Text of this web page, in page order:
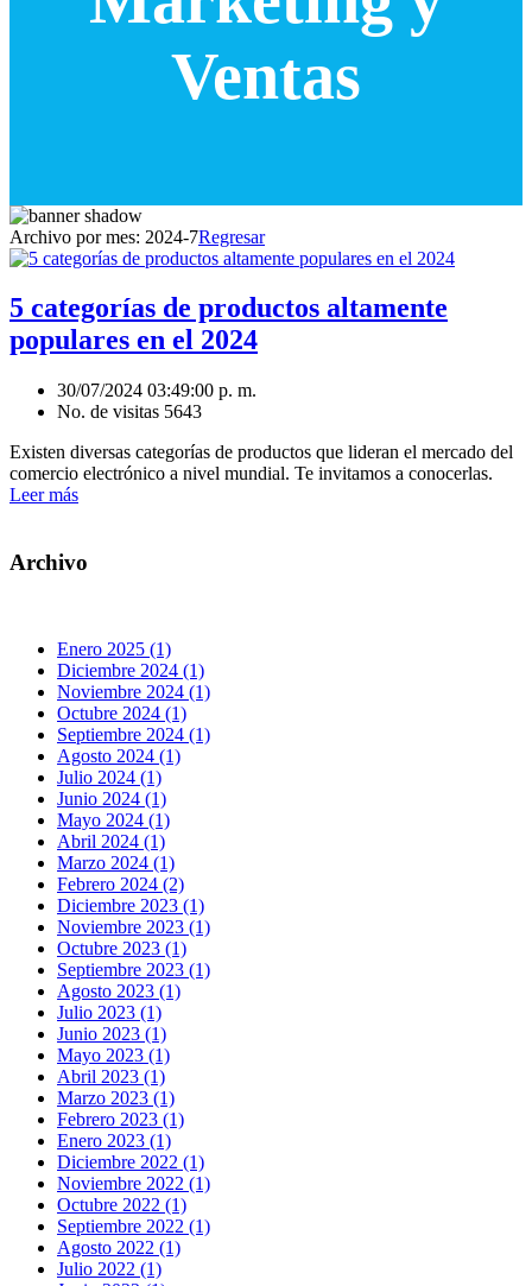
Ventas
Archivo por mes: 2024-7Regresar
5 categorías de productos altamente
populares en el 2024
30/07/2024 03:49:00 p. m.
No. de visitas 5643
Existen diversas categorías de productos que lideran el mercado del
comercio electrónico a nivel mundial. Te invitamos a conocerlas.
Leer más
Archivo
Enero 2025 (1)
Diciembre 2024 (1)
Noviembre 2024 (1)
Octubre 2024 (1)
Septiembre 2024 (1)
Agosto 2024 (1)
Julio 2024 (1)
Junio 2024 (1)
Mayo 2024 (1)
Abril 2024 (1)
Marzo 2024 (1)
Febrero 2024 (2)
Diciembre 2023 (1)
Noviembre 2023 (1)
Octubre 2023 (1)
Septiembre 2023 (1)
Agosto 2023 (1)
Julio 2023 (1)
Junio 2023 (1)
Mayo 2023 (1)
Abril 2023 (1)
Marzo 2023 (1)
Febrero 2023 (1)
Enero 2023 (1)
Diciembre 2022 (1)
Noviembre 2022 (1)
Octubre 2022 (1)
Septiembre 2022 (1)
Agosto 2022 (1)
Julio 2022 (1)